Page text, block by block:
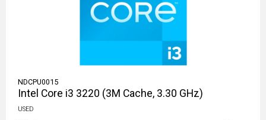
NDCPU0015
Intel Core i3 3220 (3M Cache, 3.30 GHz)
USED